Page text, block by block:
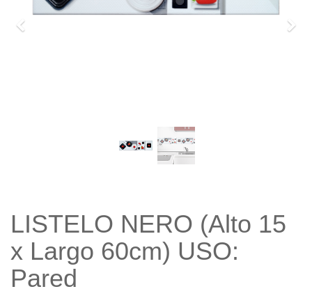
LISTELO NERO (Alto 15
x Largo 60cm) USO:
Pared